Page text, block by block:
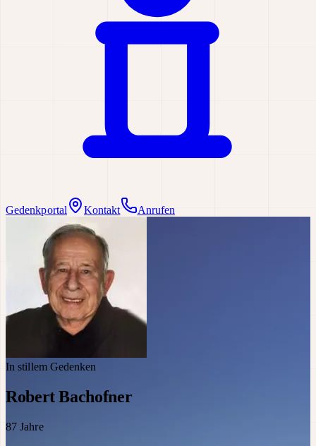
Gedenkportal Kontakt Anrufen
In stillem Gedenken
Robert Bachofner
87 Jahre